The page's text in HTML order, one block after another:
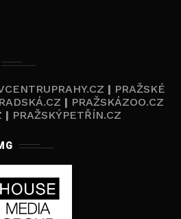
| PRAŽSKÉ
| PRAŽSKÁZOO.CZ
| PRAŽSKÝPETŘÍN.CZ